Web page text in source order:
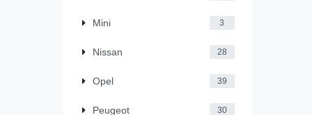
Mini 3
Nissan 28
Opel 39
Peugeot 30